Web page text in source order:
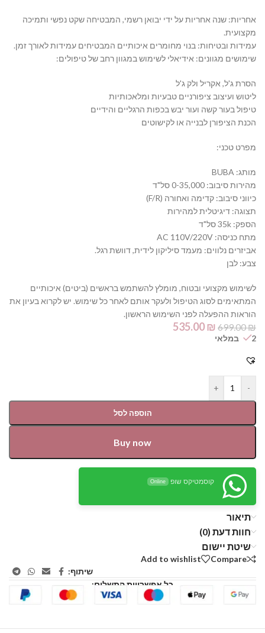
אחריות: שנה אחריות על ידי יבואן רשמי, המבטיחה שקט נפשי ותמיכה
מקצועית.
עמידות ובטיחות: בנוי מחומרים איכותיים המבטיחים עמידות לאורך זמן.
שימושים מגוונים: אידיאלי לשימוש במגוון רחב של טיפולים:
הסרת ג'ל, אקריל ולק ג'ל
ליטוש ועיצוב ציפורניים טבעיות ומלאכותיות
טיפול בעור קשה ועור יבש בכפות הרגליים והידיים
הכנת הציפורן לבנייה או לקישוטים
מפרט טכני:
מותג: BUBA
מהירות סיבוב: 0-35,000 סל"ד
כיווני סיבוב: קדימה ואחורה (F/R)
תצוגה: דיגיטלית למהירות
הספק: 35k סל"ד
מתח כניסה: AC 110V/220V
אביזרים נלווים: מעמד סיליקון לידית, דוושת רגל.
צבע: לבן
לשימוש מקצועי ובטוח, מומלץ להשתמש בראשים (ביטים) איכותיים
המתאימים לסוג הטיפול ולעקר אותם לאחר כל שימוש. יש לקרוא בעיון את
הוראות ההפעלה לפני השימוש הראשון.
699.00₪
535.00₪
2 במלאי
-
+
הוספה לסל
Buy now
קוסמטיקס שופ Online
תיאור
חוות דעת (0)
שיטת יישום
Compare
Add to wishlist
שיתוף:
כל אפשרויות התשלום: